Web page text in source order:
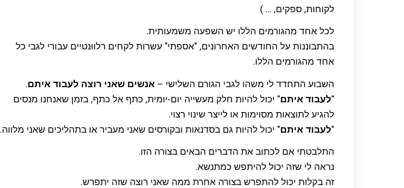
לקוחות, ספקים, … )
לכל אחד מהגורמים הללו יש השפעה משמעותית.
בהתבוננות על החודשים האחרונים, "אספתי" עשרות לקחים רלוונטיים עבורי לגבי כל
אחד מהגורמים הללו.
השבוע התחדד לי משהו לגבי הגורם השלישי – אנשים שאני רוצה לעבוד איתם.
"לעבוד איתם" יכול להיות חלק מעשייה יום-יומית, כתף אל כתף, בזמן שאנחנו מנסים
להגיע לתוצאות מסוימות או לייצר שינוי רצוי.
"לעבוד איתם" יכול להיות גם בסדנאות ובקורסים שאני מעביר או בתהליכים שאני מלווה.
התלבטתי אם לכתוב את הדברים הבאים בצורה הזו.
נראה לי שזה יכול להיתפש כמתנשא.
זה בקלות יכול להתפרש בצורה אחרת ממה שאני רוצה שזה יתפרש.